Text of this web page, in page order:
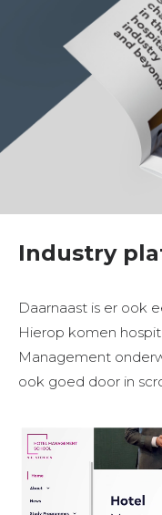
Industry
Daarnaast is er ook
Hierop komen
Management
ook goed door in